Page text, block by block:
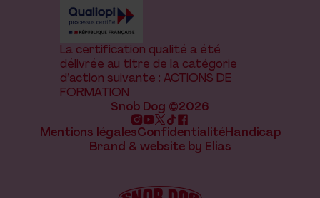
La certification qualité a été
délivrée au titre de la catégorie
d’action suivante : ACTIONS DE
FORMATION
Snob Dog ©2026
Mentions légalesConfidentialitéHandicap
Brand & website by Elias